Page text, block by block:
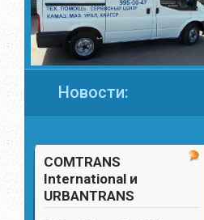
Новости:
COMTRANS
International и
URBANTRANS